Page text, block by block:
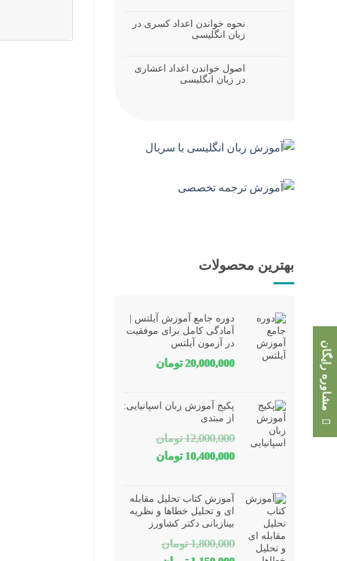
نحوه خواندن اعداد کسری در
زبان انگلیسی
اصول خواندن اعداد اعشاری
در زبان انگلیسی
بهترین محصولات
دوره جامع آموزش آیلتس |
آمادگی کامل برای موفقیت
در آزمون آیلتس
20,000,000 تومان
پکیج آموزش زبان اسپانیایی:
از مبتدی
12,000,000 تومان
قیمت
بود.
10,400,000 تومان
است.
آموزش کتاب تحلیل مقابله
ای و تحلیل خطاها و نظریه
بینازبانی دکتر کشاورز
1,800,000 تومان
مشاوره رایگان